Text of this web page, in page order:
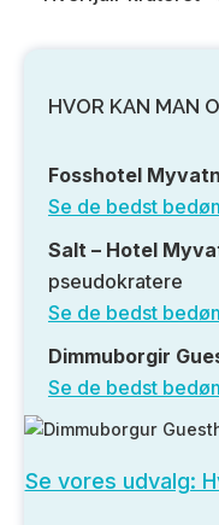
HVOR KAN MAN
Fosshotel Myvatn
Se de bedst
Salt – Hotel
pseudokratere
Se de bedst
Dimmuborgir
Se de bedst
Se vores udvalg: